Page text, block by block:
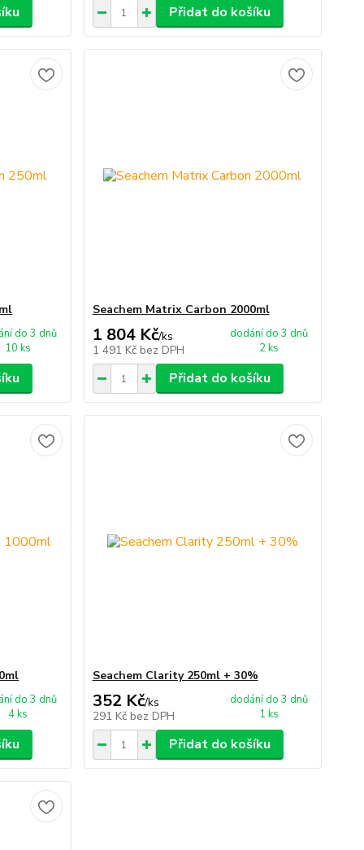
Přidat do košíku
do 3 dnů
10 ks
Seachem Matrix Carbon 2000ml
1 804 Kč/ks
1 491 Kč bez DPH
dodání do 3 dnů
2 ks
Přidat do košíku
do 3 dnů
4 ks
Seachem Clarity 250ml + 30%
352 Kč/ks
291 Kč bez DPH
dodání do 3 dnů
1 ks
Přidat do košíku